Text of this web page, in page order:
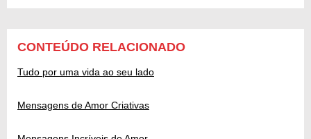
CONTEÚDO RELACIONADO
Tudo por uma vida ao seu lado
Mensagens de Amor Criativas